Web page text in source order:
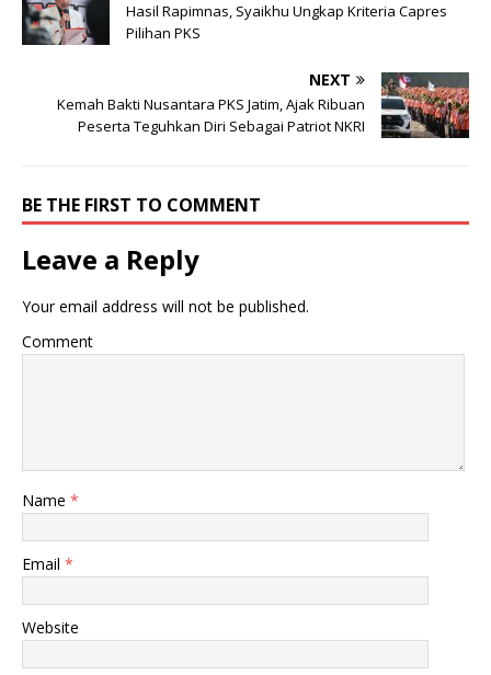
Hasil Rapimnas, Syaikhu Ungkap Kriteria Capres
Pilihan PKS
NEXT
Kemah Bakti Nusantara PKS Jatim, Ajak Ribuan
Peserta Teguhkan Diri Sebagai Patriot NKRI
BE THE FIRST TO COMMENT
Leave a Reply
Your email address will not be published.
Comment
Name *
Email *
Website